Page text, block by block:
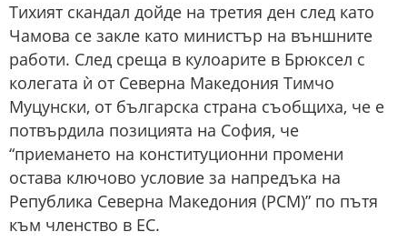
Тихият скандал дойде на третия ден след като
Чамова се закле като министър на външните
работи. След среща в кулоарите в Брюксел с
колегата ѝ от Северна Македония Тимчо
Муцунски, от българска страна съобщиха, че е
потвърдила позицията на София, че
“приемането на конституционни промени
остава ключово условие за напредъка на
Република Северна Македония (РСМ)” по пътя
към членство в ЕС.